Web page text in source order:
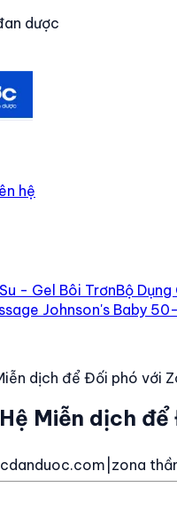
dược
hệ
- Gel Bôi TrơnBộ Dụng
Johnson's Baby
dịch để Đối phó với
Miễn dịch
zona